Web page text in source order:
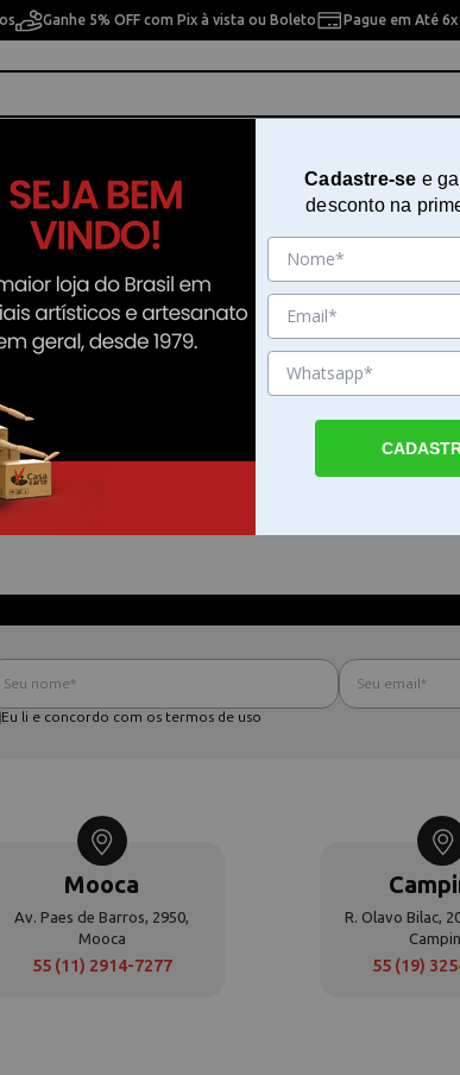
Ganhe 5% OFF com Pix à vista ou Boleto Pague em Até
Pintura Artesanal
Por favor, tente com outros filtros.
em Casa da Arte
seu pedido e pague-o online.
Eu li e concordo com os termos de uso
Mooca
Av. Paes de Barros, 2950,
Mooca
55 (11) 2914-7277
R. Olavo Bilac,
55 (19)
Cadastre-se e
desconto na